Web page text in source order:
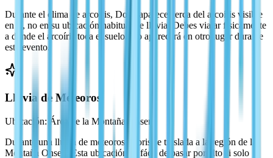
Durante el clima de arcoíris, Doris aparece cerca del arcoíris visible
en sí, no en su ubicación habitual de lluvia. Debes viajar físicamente
a donde el arcoíris toca el suelo. No aparecerá en otro lugar durante
este evento.
Lluvia de Meteoros
Ubicación: Área de la Montaña Onsen
Durante una lluvia de meteoros, Doris se traslada a la región de la
Montaña Onsen. Esta ubicación es fácil de pasar por alto si solo